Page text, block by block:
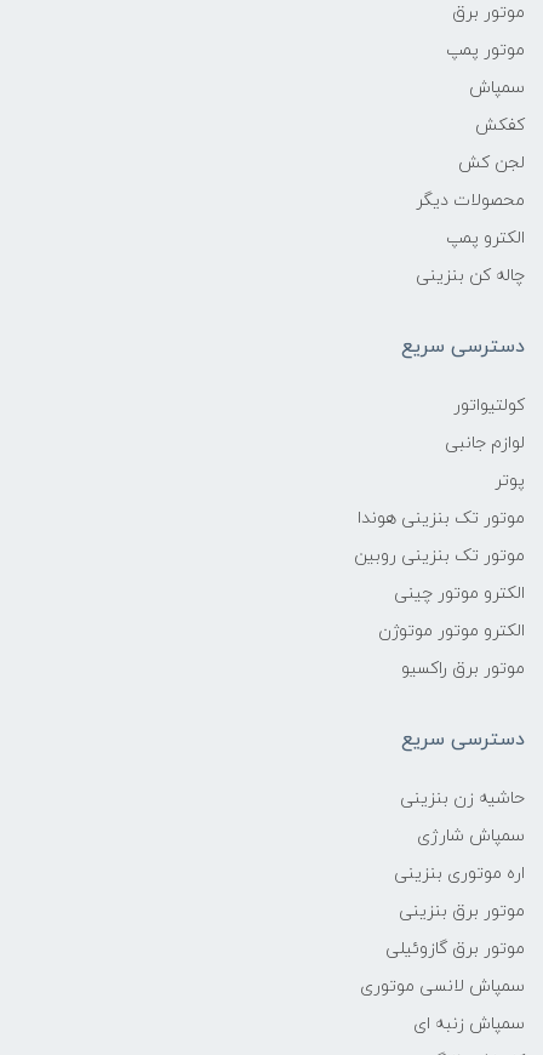
موتور برق
موتور پمپ
سمپاش
کفکش
لجن کش
محصولات دیگر
الکترو پمپ
چاله کن بنزینی
دسترسی سریع
کولتیواتور
لوازم جانبی
پوتر
موتور تک بنزینی هوندا
موتور تک بنزینی روبین
الکترو موتور چینی
الکترو موتور موتوژن
موتور برق راکسیو
دسترسی سریع
حاشیه زن بنزینی
سمپاش شارژی
اره موتوری بنزینی
موتور برق بنزینی
موتور برق گازوئیلی
سمپاش لانسی موتوری
سمپاش زنبه ای